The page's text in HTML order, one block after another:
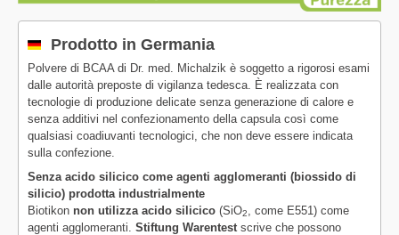
Prodotto in Germania
Polvere di BCAA di Dr. med. Michalzik è soggetto a rigorosi esami
dalle autorità preposte di vigilanza tedesca. È realizzata con
tecnologie di produzione delicate senza generazione di calore e
senza additivi nel confezionamento della capsula così come
qualsiasi coadiuvanti tecnologici, che non deve essere indicata
sulla confezione.
Senza acido silicico come agenti agglomeranti (biossido di
silicio) prodotta industrialmente
Biotikon non utilizza acido silicico (SiO2
, come E551) come
agenti agglomeranti. Stiftung Warentest scrive che possono